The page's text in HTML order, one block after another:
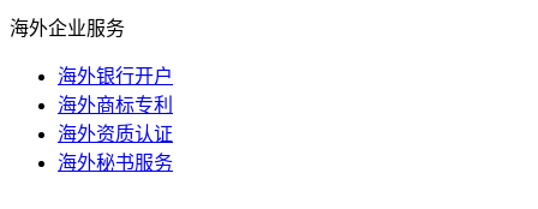
海外企业服务
海外银行开户
海外商标专利
海外资质认证
海外秘书服务